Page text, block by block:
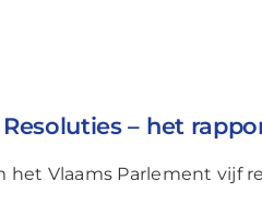
– het
het Vlaams Parlement vijf